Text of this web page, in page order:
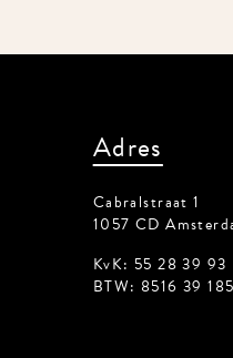
Adres
Cabralstraat 1
1057 CD
KvK: 55 28 39 93
BTW: 8516 39